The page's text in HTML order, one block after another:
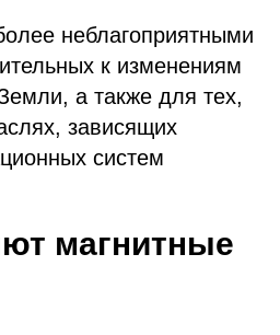
неблагоприятными
к изменениям
а также для тех,
зависящих
систем
магнитные